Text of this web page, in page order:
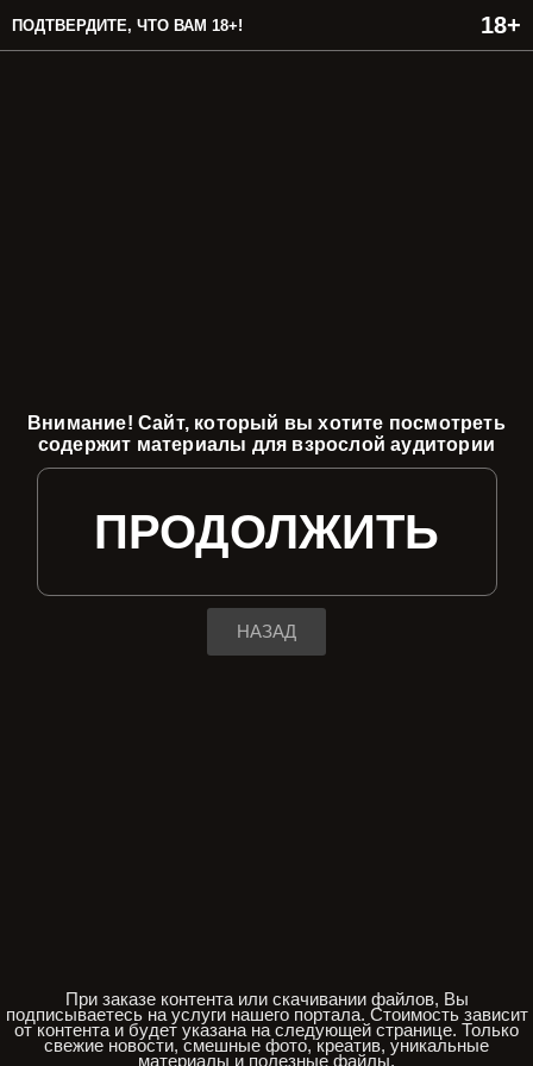
ПОДТВЕРДИТЕ, ЧТО ВАМ 18+!
Внимание! Сайт, который вы хотите посмотреть
содержит материалы для взрослой аудитории
ПРОДОЛЖИТЬ
НАЗАД
При заказе контента или скачивании файлов, Вы
подписываетесь на услуги нашего портала. Стоимость зависит
от контента и будет указана на следующей странице. Только
свежие новости, смешные фото, креатив, уникальные
материалы и полезные файлы.